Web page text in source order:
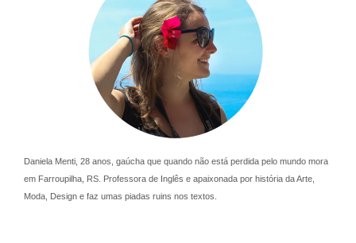
Daniela Menti, 28 anos, gaúcha que quando não está perdida pelo mundo mora
em Farroupilha, RS. Professora de Inglês e apaixonada por história da Arte,
Moda, Design e faz umas piadas ruins nos textos.